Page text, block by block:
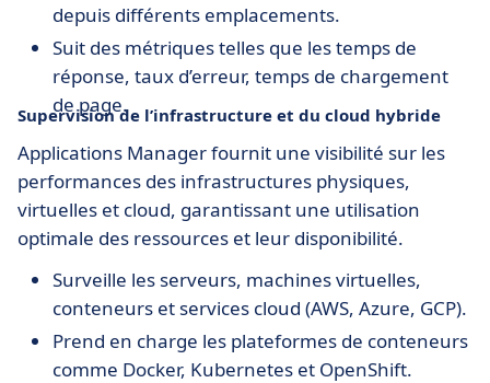
depuis différents emplacements.
Suit des métriques telles que les temps de
réponse, taux d’erreur, temps de chargement
de page.
Supervision de l’infrastructure et du cloud hybride
Applications Manager fournit une visibilité sur les
performances des infrastructures physiques,
virtuelles et cloud, garantissant une utilisation
optimale des ressources et leur disponibilité.
Surveille les serveurs, machines virtuelles,
conteneurs et services cloud (AWS, Azure, GCP).
Prend en charge les plateformes de conteneurs
comme Docker, Kubernetes et OpenShift.